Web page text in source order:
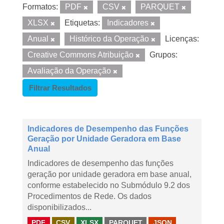
Formatos: PDF CSV
PARQUET
XLSX
Etiquetas:
Indicadores
Anual
Histórico da Operação
Licenças:
Creative Commons Atribuição
Grupos:
Avaliação da Operação
Filtrar Resultados
Indicadores de Desempenho das Funções
Geração por Unidade Geradora em Base
Anual
Indicadores de desempenho das funções
geração por unidade geradora em base anual,
conforme estabelecido no Submódulo 9.2 dos
Procedimentos de Rede. Os dados
disponibilizados...